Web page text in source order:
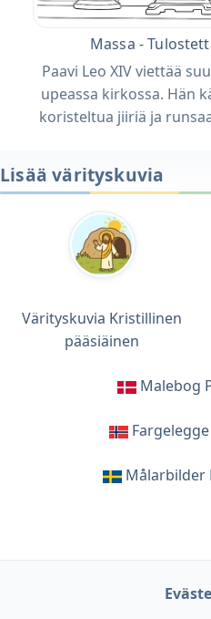
Massa -
Paavi Leo XIV viettää
upeassa kirkossa. Hän
koristeltua jiiriä ja
Lisää värityskuvia
Värityskuvia Kristillinen
pääsiäinen
Malebog
Målarbilder